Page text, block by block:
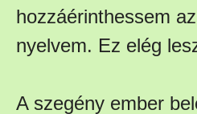
hozzáérinthessem
nyelvem. Ez elég
A szegény ember